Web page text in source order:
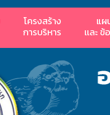
โครงสร้าง
การบริหาร
แผ
เเละ